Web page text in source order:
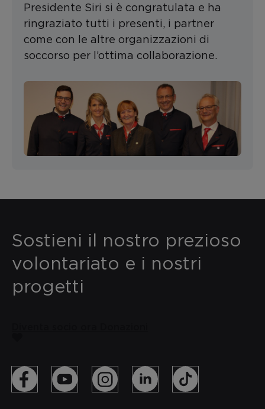
Presidente Siri si è congratulata e ha
ringraziato tutti i presenti, i partner
come con le altre organizzazioni di
soccorso per l’ottima collaborazione.
Sostieni il nostro prezioso
volontariato e i nostri
progetti